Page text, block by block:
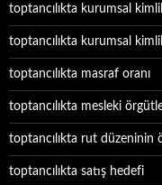
toptancılıkta kurumsal
toptancılıkta kurumsal
toptancılıkta masraf oranı
toptancılıkta mesleki
toptancılıkta rut düzeninin
toptancılıkta satış hedefi